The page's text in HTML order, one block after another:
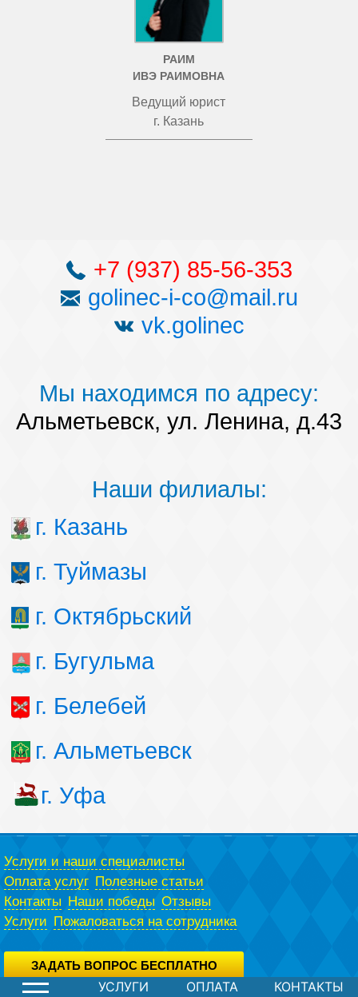
РАИМ
ИВЭ РАИМОВНА
Ведущий юрист
г. Казань
+7 (937) 85-56-353
golinec-i-co@mail.ru
vk.golinec
Мы находимся по адресу:
Альметьевск, ул. Ленина, д.43
Наши филиалы:
г. Казань
г. Туймазы
г. Октябрьский
г. Бугульма
г. Белебей
г. Альметьевск
г. Уфа
Услуги и наши специалисты
Оплата услуг Полезные статьи
Контакты Наши победы Отзывы
Услуги Пожаловаться на сотрудника
ЗАДАТЬ ВОПРОС БЕСПЛАТНО
Вы можете задать вопрос юристу абсолютно бесплатно,
УСЛУГИ ОПЛАТА КОНТАКТЫ